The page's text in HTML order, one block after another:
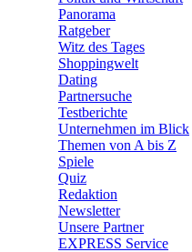
Panorama
Ratgeber
Witz des Tages
Shoppingwelt
Dating
Partnersuche
Testberichte
Unternehmen im Blick
Themen von A bis Z
Spiele
Quiz
Redaktion
Newsletter
Unsere Partner
EXPRESS Service